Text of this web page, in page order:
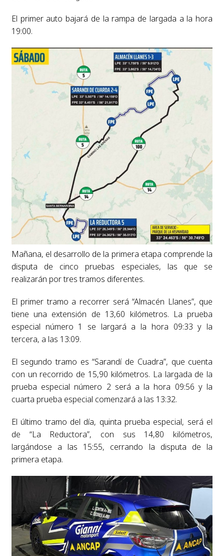
El primer auto bajará de la rampa de largada a la hora
19:00.
Mañana, el desarrollo de la primera etapa comprende la
disputa de cinco pruebas especiales, las que se
realizarán por tres tramos diferentes.
El primer tramo a recorrer será “Almacén Llanes”, que
tiene una extensión de 13,60 kilómetros. La prueba
especial número 1 se largará a la hora 09:33 y la
tercera, a las 13:09.
El segundo tramo es “Sarandí de Cuadra”, que cuenta
con un recorrido de 15,90 kilómetros. La largada de la
prueba especial número 2 será a la hora 09:56 y la
cuarta prueba especial comenzará a las 13:32.
El último tramo del día, quinta prueba especial, será el
de “La Reductora”, con sus 14,80 kilómetros,
largándose a las 15:55, cerrando la disputa de la
primera etapa.